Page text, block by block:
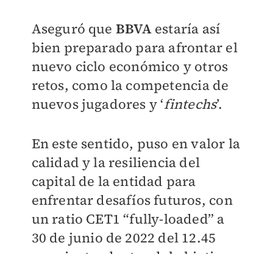
Aseguró que BBVA estaría así
bien preparado para afrontar el
nuevo ciclo económico y otros
retos, como la competencia de
nuevos jugadores y ‘fintechs’.
En este sentido, puso en valor la
calidad y la resiliencia del
capital de la entidad para
enfrentar desafíos futuros, con
un ratio CET1 “fully-loaded” a
30 de junio de 2022 del 12.45